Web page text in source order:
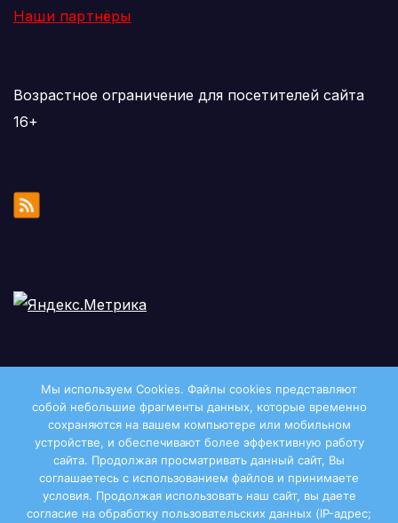
Наши партнёры
Возрастное ограничение для посетителей сайта
16+
Мы используем Cookies. Файлы сookies представляют
собой небольшие фрагменты данных, которые временно
сохраняются на вашем компьютере или мобильном
устройстве, и обеспечивают более эффективную работу
сайта. Продолжая просматривать данный сайт, Вы
соглашаетесь с использованием файлов и принимаете
условия. Продолжая использовать наш сайт, вы даете
согласие на обработку пользовательских данных (IP-адрес;